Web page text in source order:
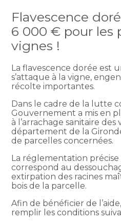
Flavescence
6 000 € pour les
vignes !
La flavescence dorée est
s’attaque à la vigne,
récolte importantes.
Dans le cadre de la lutte
Gouvernement a mis en
à l’arrachage sanitaire des
département de la
de parcelles concernées.
La réglementation précise
correspond au
extirpation des racines
bois de la parcelle.
Afin de bénéficier de
remplir les conditions